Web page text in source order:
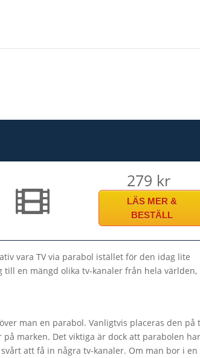
279 kr
LÄS MER &
BESTÄLL
vara TV via parabol istället för den idag lite
en mängd olika tv-kanaler från hela världen,
man en parabol. Vanligtvis placeras den på
marken. Det viktiga är dock att parabolen
att få in några tv-kanaler. Om man bor i en